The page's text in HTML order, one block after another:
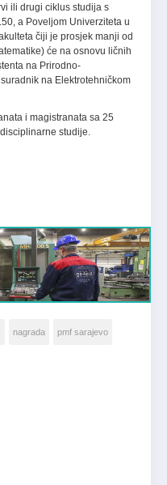
ili drugi ciklus studija s
a Poveljom Univerziteta u
čiji je prosjek manji od
će na osnovu ličnih
na Prirodno-
na Elektrotehničkom
i magistranata sa 25
studije.
nagrada pmf sarajevo